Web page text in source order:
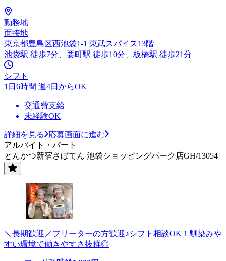
勤務地
面接地
東京都豊島区西池袋1-1 東武スパイス13階
池袋駅 徒歩7分、要町駅 徒歩10分、板橋駅 徒歩21分
シフト
1日6時間 週4日からOK
交通費支給
未経験OK
詳細を見る
応募画面に進む
アルバイト・パート
とんかつ新宿さぼてん 池袋ショッピングパーク店GH/13054
＼長期歓迎／フリーターの方歓迎♪シフト相談OK！馴染みや
すい環境で働きやすさ抜群◎